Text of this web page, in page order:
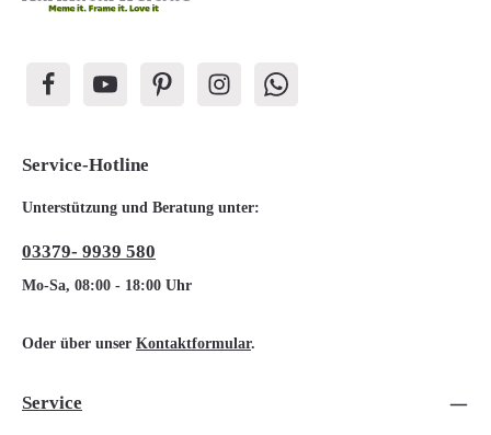
Service-Hotline
Unterstützung und Beratung unter:
03379- 9939 580
Mo-Sa, 08:00 - 18:00 Uhr
Oder über unser Kontaktformular.
Service